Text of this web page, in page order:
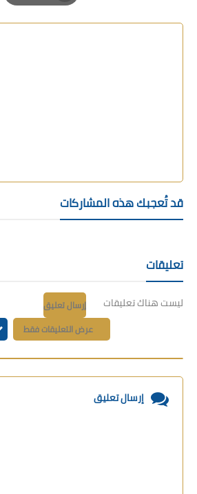
Print
قد تُعجبك هذه المشاركات
تعليقات
ليست هناك تعليقات
إرسال تعليق
عرض التعليقات فقط
إرسال تعليق